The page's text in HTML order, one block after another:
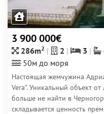
3 900 000€
286m2 2 3
50м до моря
Настоящая жемчужина
Vera”. Уникальный объект
больше не найти в
складывается ценность